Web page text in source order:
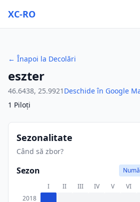
XC-RO
← Înapoi la Decolări
eszter
46.6438, 25.9921 Deschide în Google
1 Piloți
Sezonalitate
Când să zbor?
Sezon
I
II III IV V VI
2018